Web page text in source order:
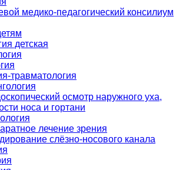
медико-педагогический консилиум
детская
травматология
осмотр наружного уха,
носа и гортани
лечение зрения
слёзно-носового канала